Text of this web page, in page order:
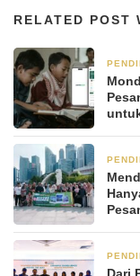
RELATED POST
Dari